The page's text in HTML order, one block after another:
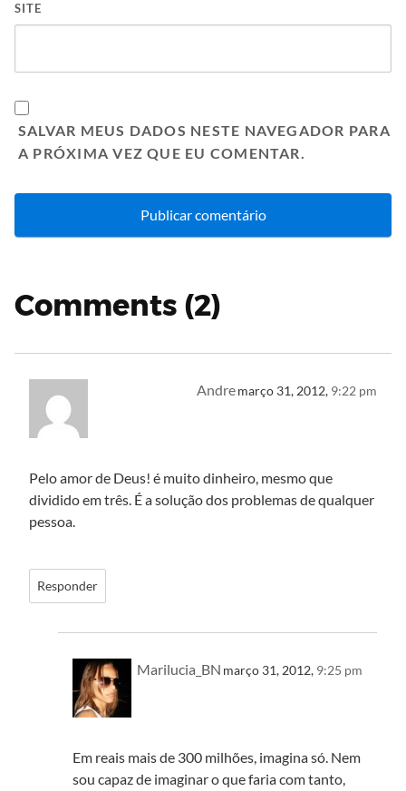
SITE
SALVAR MEUS DADOS NESTE NAVEGADOR PARA
A PRÓXIMA VEZ QUE EU COMENTAR.
Comments (2)
Andremarço 31, 2012, 9:22 pm
Pelo amor de Deus! é muito dinheiro, mesmo que
dividido em três. É a solução dos problemas de qualquer
pessoa.
Responder
Marilucia_BN março 31, 2012, 9:25 pm
Em reais mais de 300 milhões, imagina só. Nem
sou capaz de imaginar o que faria com tanto,